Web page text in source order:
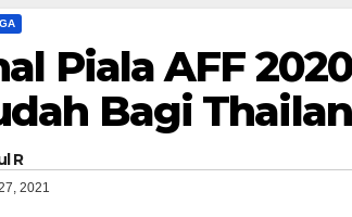
Piala AFF
Bagi
R
2021